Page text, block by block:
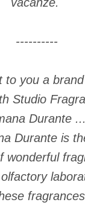
----------
to you a
Studio
Durante
Durante is
wonderful